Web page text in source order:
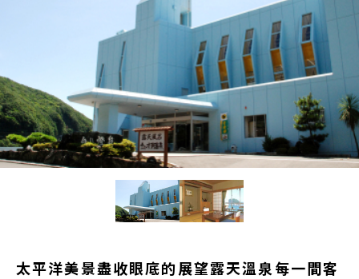
太平洋美景盡收眼底的展望露天溫泉每一間客